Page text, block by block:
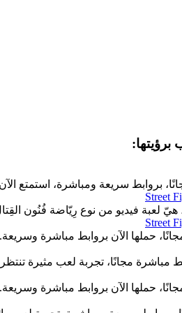
بروابط سريعة ومباشرة، استمتع
Street
لعبة فيديو من نوع رِيّاضة فُنُون
Street